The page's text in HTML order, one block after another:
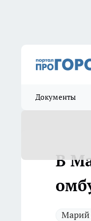
Документы
В
Марий